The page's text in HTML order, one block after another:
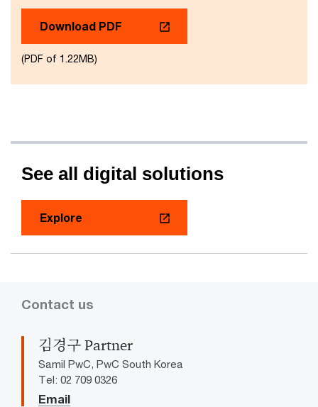
Download PDF
(PDF of 1.22MB)
See all digital solutions
Explore
Contact us
김경구 Partner
Samil PwC, PwC South Korea
Tel: 02 709 0326
Email